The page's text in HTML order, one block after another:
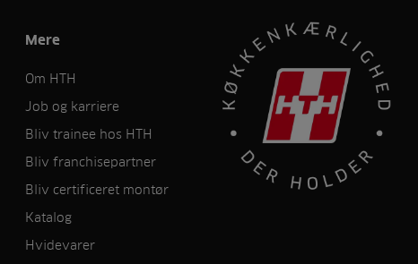
Mere
Om HTH
Job og karriere
Bliv trainee hos HTH
Bliv franchisepartner
Bliv certificeret montør
Katalog
Hvidevarer